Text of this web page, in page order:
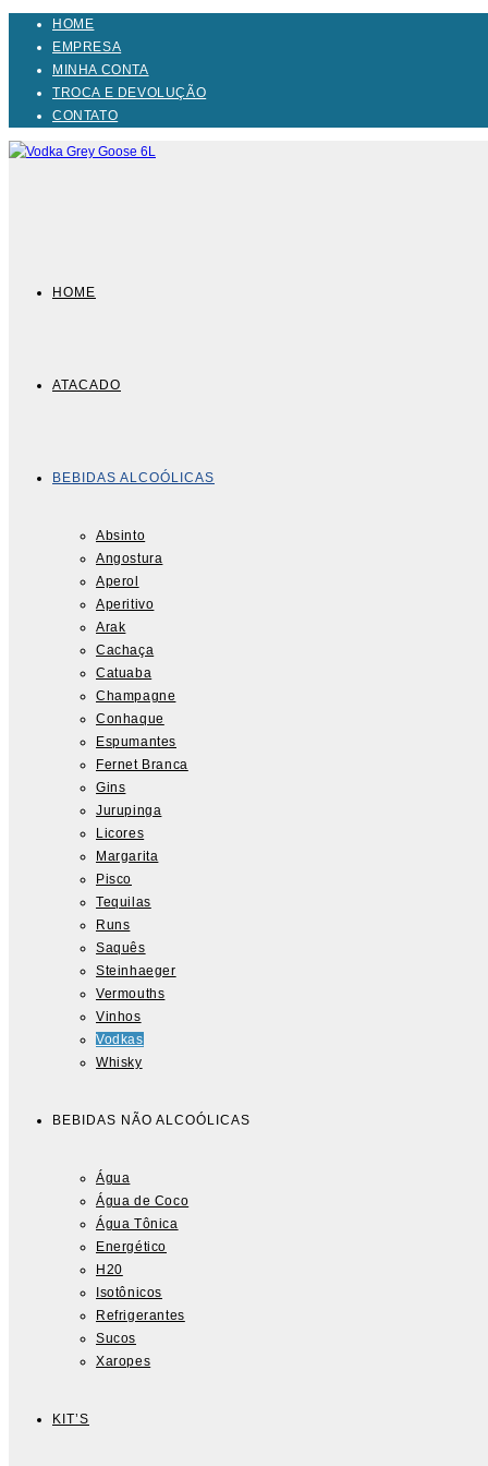
conteúdo
HOME
EMPRESA
MINHA CONTA
TROCA E DEVOLUÇÃO
CONTATO
HOME
ATACADO
BEBIDAS ALCOÓLICAS
Absinto
Angostura
Aperol
Aperitivo
Arak
Cachaça
Catuaba
Champagne
Conhaque
Espumantes
Fernet Branca
Gins
Jurupinga
Licores
Margarita
Pisco
Tequilas
Runs
Saquês
Steinhaeger
Vermouths
Vinhos
Vodkas
Whisky
BEBIDAS NÃO ALCOÓLICAS
Água
Água de Coco
Água Tônica
Energético
H20
Isotônicos
Refrigerantes
Sucos
Xaropes
KIT’S